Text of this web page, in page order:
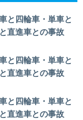
と四輪車・単車と
直進車との事故
と四輪車・単車と
直進車との事故
と四輪車・単車と
直進車との事故